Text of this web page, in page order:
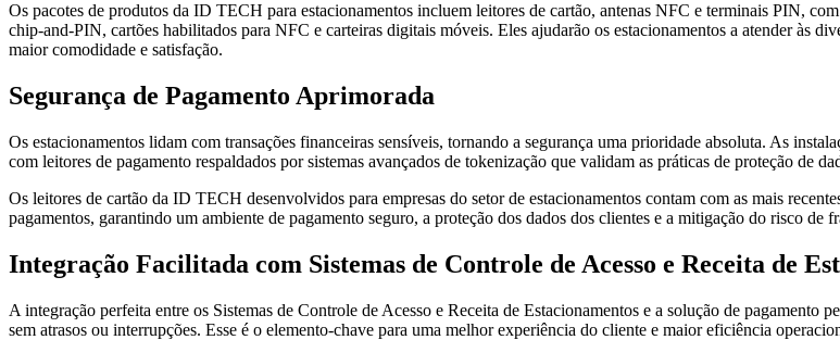
Os pacotes de produtos da ID TECH para estacionamentos incluem leitores de cartão, antenas NFC e terminais PIN,
chip-and-PIN, cartões habilitados para NFC e carteiras digitais móveis. Eles ajudarão os estacionamentos a atender às
maior comodidade e satisfação.
Segurança de Pagamento Aprimorada
Os estacionamentos lidam com transações financeiras sensíveis, tornando a segurança uma prioridade absoluta. As
com leitores de pagamento respaldados por sistemas avançados de tokenização que validam as práticas de proteção de
Os leitores de cartão da ID TECH desenvolvidos para empresas do setor de estacionamentos contam com as mais
pagamentos, garantindo um ambiente de pagamento seguro, a proteção dos dados dos clientes e a mitigação do risco de
Integração Facilitada com Sistemas de Controle de Acesso e Receita de
A integração perfeita entre os Sistemas de Controle de Acesso e Receita de Estacionamentos e a solução de pagamento
sem atrasos ou interrupções. Esse é o elemento-chave para uma melhor experiência do cliente e maior eficiência